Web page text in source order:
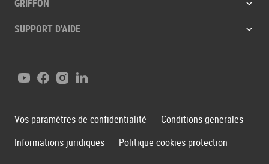
GRIFFON
SUPPORT D'AIDE
YoutubeFacebook
Instagram
LinkedIn
Vos paramètres de confidentialité
Conditions generales
Informations juridiques
Politique cookies protection